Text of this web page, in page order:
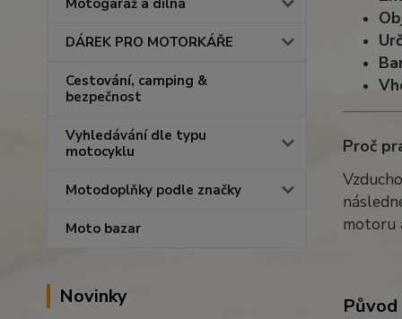
Motogaráž a dílna
DÁREK PRO MOTORKÁŘE
Cestování, camping &
bezpečnost
Vyhledávání dle typu
motocyklu
Motodoplňky podle značky
Moto bazar
Novinky
Proč
motoru